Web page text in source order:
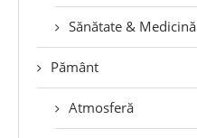
Sănătate & Medicină
Pământ
Atmosferă